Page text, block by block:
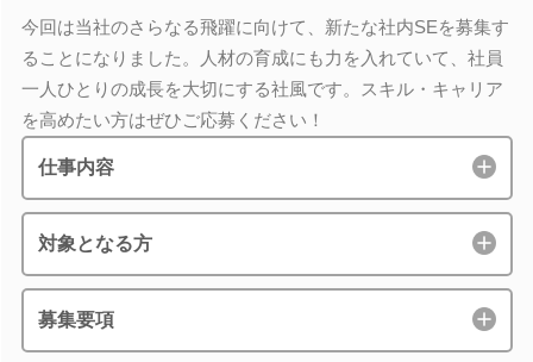
今回は当社のさらなる飛躍に向けて、新たな社内SEを募集す
ることになりました。人材の育成にも力を入れていて、社員
一人ひとりの成長を大切にする社風です。スキル・キャリア
を高めたい方はぜひご応募ください！
仕事内容
対象となる方
募集要項